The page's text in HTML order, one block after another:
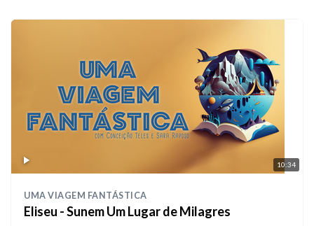
10:34
UMA VIAGEM FANTÁSTICA
Eliseu - Sunem Um Lugar de Milagres